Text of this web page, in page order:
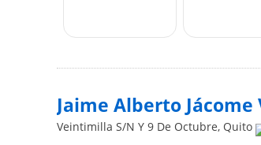
Jaime Alberto Jácome
Veintimilla S/N Y 9 De Octubre, Quito